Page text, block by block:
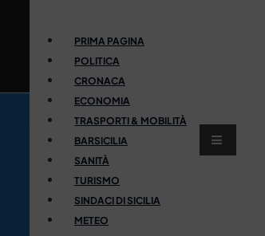
PRIMA PAGINA
POLITICA
CRONACA
ECONOMIA
TRASPORTI & MOBILITÀ
BARSICILIA
SANITÀ
TURISMO
SINDACI DI SICILIA
METEO